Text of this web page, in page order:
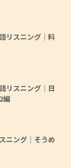
リスニング｜料
リスニング｜日
編
ニング｜そうめ